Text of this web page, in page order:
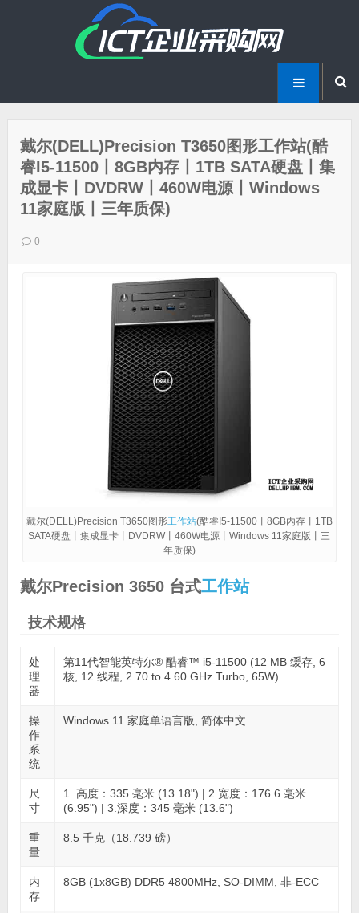
戴尔(DELL)Precision T3650图形工作站(酷
睿I5-11500丨8GB内存丨1TB SATA硬盘丨集
成显卡丨DVDRW丨460W电源丨Windows
11家庭版丨三年质保)
0
戴尔(DELL)Precision T3650图形工作站(酷睿I5-11500丨8GB内存丨1TB
SATA硬盘丨集成显卡丨DVDRW丨460W电源丨Windows 11家庭版丨三
年质保)
戴尔Precision 3650 台式工作站
技术规格
处
理
器
第11代智能英特尔® 酷睿™ i5-11500 (12 MB 缓存, 6
核, 12 线程, 2.70 to 4.60 GHz Turbo, 65W)
操
作
系
统
Windows 11 家庭单语言版, 简体中文
尺
寸
1. 高度：335 毫米 (13.18") | 2.宽度：176.6 毫米
(6.95") | 3.深度：345 毫米 (13.6")
重
量
8.5 千克（18.739 磅）
内
存
8GB (1x8GB) DDR5 4800MHz, SO-DIMM, 非-ECC